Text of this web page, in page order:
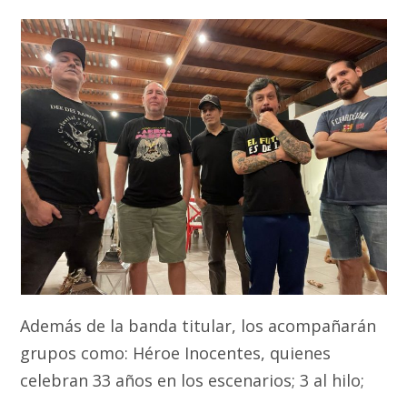
Además de la banda titular, los acompañarán
grupos como: Héroe Inocentes, quienes
celebran 33 años en los escenarios; 3 al hilo;